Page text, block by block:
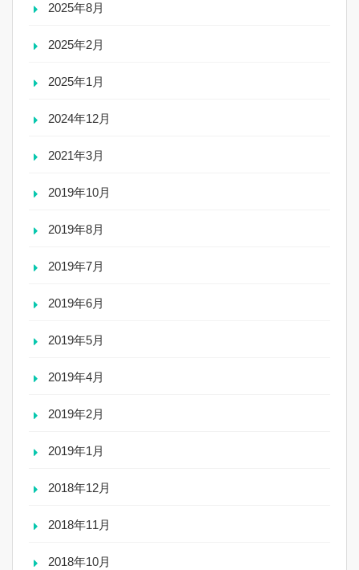
2025年8月
2025年2月
2025年1月
2024年12月
2021年3月
2019年10月
2019年8月
2019年7月
2019年6月
2019年5月
2019年4月
2019年2月
2019年1月
2018年12月
2018年11月
2018年10月